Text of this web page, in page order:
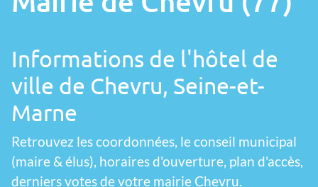
Informations de l'hôtel de
ville de Chevru, Seine-et-
Marne
Retrouvez les coordonnées, le conseil municipal
(maire & élus), horaires d'ouverture, plan d'accès,
derniers votes de votre mairie Chevru.